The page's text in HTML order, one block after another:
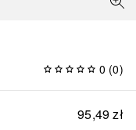
0 (0)
95,49 zł